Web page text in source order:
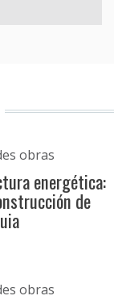
obras
energética:
de
obras